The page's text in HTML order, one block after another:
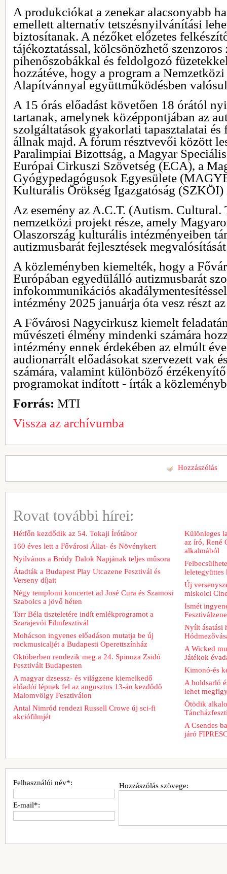
A produkciókat a zenekar alacsonyabb
emellett alternatív tetszésnyilvánítási
biztosítanak. A nézőket előzetes
tájékoztatással, kölcsönözhető
pihenőszobákkal és feldolgozó
hozzátéve, hogy a program a Nemzetközi
Alapítvánnyal együttműködésben
A 15 órás előadást követően 18 órától
tartanak, amelynek középpontjában az
szolgáltatások gyakorlati tapasztalatai és
állnak majd. A fórum résztvevői között
Paralimpiai Bizottság, a Magyar
Európai Cirkuszi Szövetség (ECA), a
Gyógypedagógusok Egyesülete
Kulturális Örökség Igazgatóság
Az esemény az A.C.T. (Autism. Cultural.
nemzetközi projekt része, amely
Olaszország kulturális intézményeiben
autizmusbarát fejlesztések
A közleményben kiemelték, hogy a
Európában egyedülálló autizmusbarát
infokommunikációs
intézmény 2025 januárja óta vesz részt
A Fővárosi Nagycirkusz kiemelt
művészeti élmény mindenki számára
intézmény ennek érdekében az elmúlt
audionarrált előadásokat szervezett vak
számára, valamint különböző
programokat indított - írták a
Forrás: MTI
Vissza az archívumba
Hozzászólás
Rovat további hírei:
Hétfőn kezdődik az 54. Tokaji Írótábor
160 éves lett a Fővárosi Állat- és Növénykert
Nyilvános a Bródy Dalok Napjának teljes műsora
Átadták a Budapest Play Utcazene Fesztivál és
Verseny díjait
Négy templomi koncertet ad José Cura és Szamosi
Szabolcs a jövő héten
Tarr Béla tiszteletére indít emlékprogramot a
Szarajevói Filmfesztivál
Mohácson ingyenes előadáson mutatja be új
rockmusicaljét a Budapesti Operettszínház
Októberben rendezik meg a 24. Spinoza Zsidó
Fesztivált Budapesten
A magyar dzsessz- és világzene kiemelkedő
előadói lépnek fel az augusztus 13-án kezdődő
Malomvölgy Fesztiválon
Antal Nimród rendezi Russell Crowe új sci-fi
akciófilmjét
Különleges
az író, René
alkalmából
leletegyüttes
Új
miskolci
Ismét
Nyílt ásatási
A Wicked
Játékok
Kimonó-és
A holdsarló
lehet
Ötödik
A Csendes
járó
Hozzászólás szövege:
Felhasználói név*:
E-mail*: